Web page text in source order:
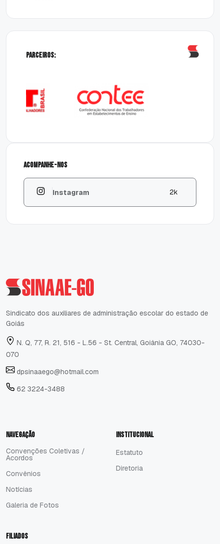
Parceiros:
Acompanhe-nos
Instagram 2k
Sindicato dos auxiliares de administração escolar do estado de
Goiás
N. Q, 77, R. 21, 516 - L.56 - St. Central, Goiânia GO, 74030-
070
dpsinaaego@hotmail.com
62 3224-3488
Navegação
Convenções Coletivas /
Acordos
Acordos
Convênios
Notícias
Galeria de Fotos
Institucional
Estatuto
Diretoria
Filiados